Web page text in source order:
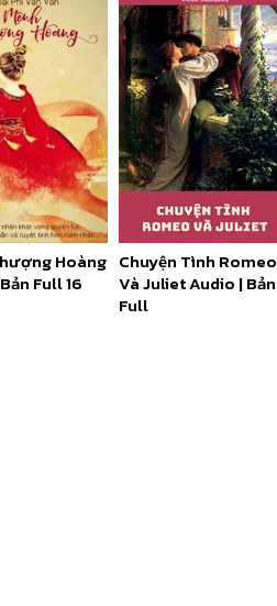
Hoàng
Full 16
Chuyện Tình Romeo
Và Juliet Audio | Bản
Full